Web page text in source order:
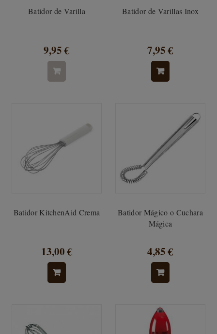
Batidor de Varilla
9,95 €
Batidor de Varillas Inox
7,95 €
Batidor KitchenAid Crema
13,00 €
Batidor Mágico o Cuchara
Mágica
4,85 €